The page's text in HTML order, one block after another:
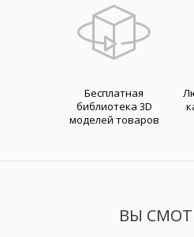
Бесплатная
библиотека 3D
моделей товаров
ВЫ